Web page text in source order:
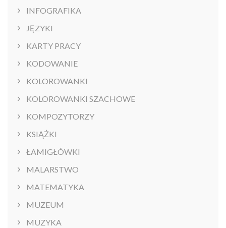
INFOGRAFIKA
JĘZYKI
KARTY PRACY
KODOWANIE
KOLOROWANKI
KOLOROWANKI SZACHOWE
KOMPOZYTORZY
KSIĄŻKI
ŁAMIGŁÓWKI
MALARSTWO
MATEMATYKA
MUZEUM
MUZYKA